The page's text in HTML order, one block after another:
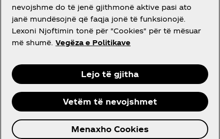
LIGJORE
© 2026 The Coca‑Cola Company. Të gjitha të
drejtat të rezervuara.
nevojshme do të jenë gjithmonë aktive pasi ato
janë mundësojnë që faqja jonë të funksionojë.
Lexoni Njoftimin tonë për "Cookies" për të mësuar
më shumë. Vegëza e Politikave
Lejo të gjitha
Vetëm të nevojshmet
Menaxho Cookies